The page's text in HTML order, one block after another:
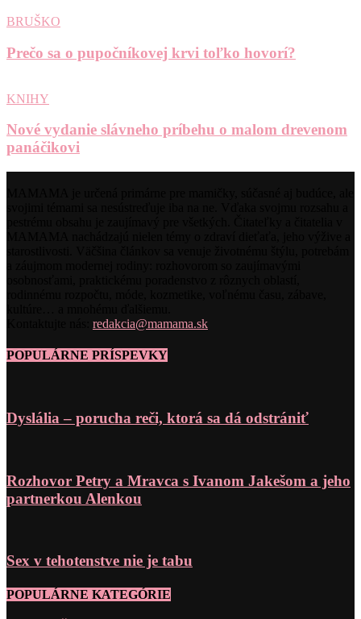
BRUŠKO
Prečo sa o pupočníkovej krvi toľko hovorí?
KNIHY
Nové vydanie slávneho príbehu o malom drevenom
panáčikovi
redakcia@mamama.sk
POPULÁRNE PRÍSPEVKY
Dyslália – porucha reči, ktorá sa dá odstrániť
Rozhovor Petry a Mravca s Ivanom Jakešom a jeho
partnerkou Alenkou
Sex v tehotenstve nie je tabu
POPULÁRNE KATEGÓRIE